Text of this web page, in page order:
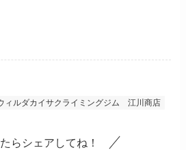
ィルダカイサクライミングジム 江川商店
らシェアしてね！